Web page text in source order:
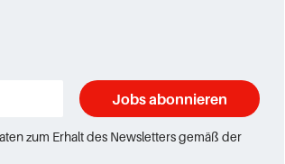
Jobs abonnieren
zum Erhalt des Newsletters gemäß der